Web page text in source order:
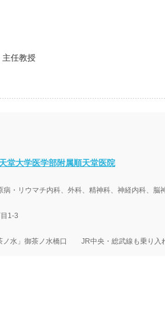
主任教授
堂大学医学部附属順天堂医院
1-3